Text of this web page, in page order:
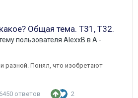
Общая тема. Т31, Т32.
пользователя AlexxB в A -
разной. Понял, что изобретают
ответов 2